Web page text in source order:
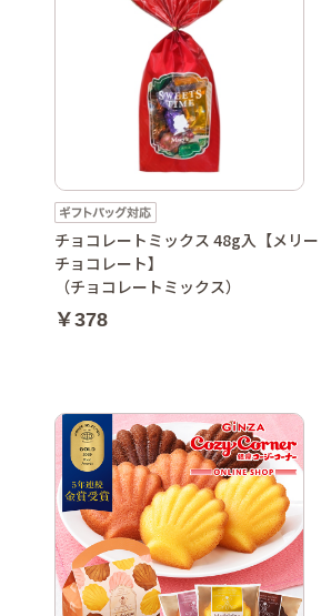
チョコレートミックス 48g入【メリー
チョコレート】
（チョコレートミックス）
￥378